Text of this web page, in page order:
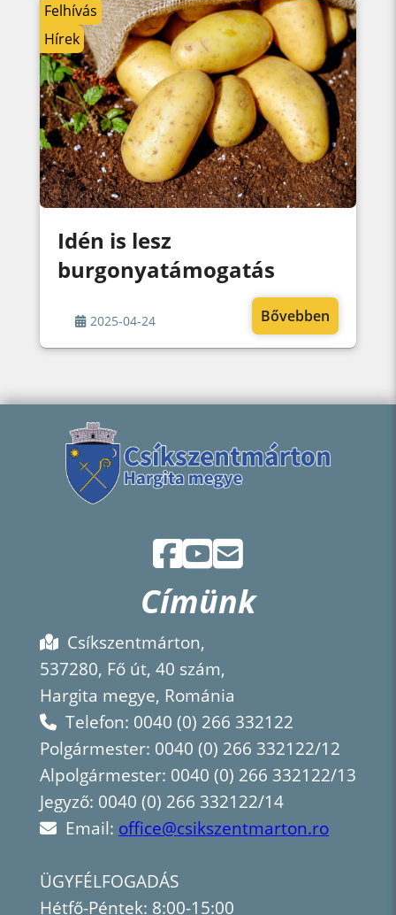
Idén is lesz
burgonyatámogatás
2025-04-24 Bővebben
Felhívás
Hírek
Címünk
Csíkszentmárton,
537280, Fő út, 40 szám,
Hargita megye, Románia
Telefon: 0040 (0) 266 332122
Polgármester: 0040 (0) 266 332122/12
Alpolgármester: 0040 (0) 266 332122/13
Jegyző: 0040 (0) 266 332122/14
Email: office@csikszentmarton.ro
ÜGYFÉLFOGADÁS
Hétfő-Péntek: 8:00-15:00